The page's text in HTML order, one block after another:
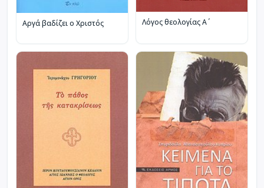
Αργά βαδίζει ο Χριστός Λόγος θεολογίας Α΄